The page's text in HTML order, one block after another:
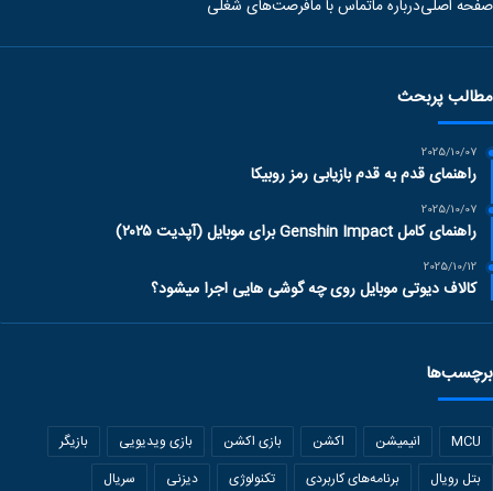
صفحه اصلیدرباره ماتماس با مافرصت‌های شغلی
مطالب پربحث
2025/10/07
راهنمای قدم به قدم بازیابی رمز روبیکا
2025/10/07
راهنمای کامل Genshin Impact برای موبایل (آپدیت ۲۰۲۵)
2025/10/12
کالاف دیوتی موبایل روی چه گوشی هایی اجرا میشود؟
برچسب‌ها
MCU انیمیشن اکشن بازی اکشن بازی ویدیویی
بازیگر
بتل رویال
برنامه‌های کاربردی تکنولوژی دیزنی
سریال